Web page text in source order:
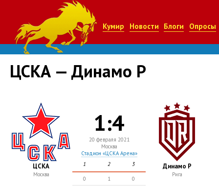
Кумир Новости Блоги Опросы
ЦСКА — Динамо Р
ЦСКА
Москва
1:4
20 февраля 2021
Москва
Стадион «ЦСКА Арена»
1
2 3
0 1
0
Динамо Р
Рига